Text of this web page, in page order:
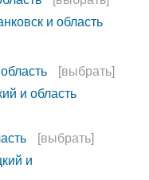
и область
[выбрать]
и область
[выбрать]
и